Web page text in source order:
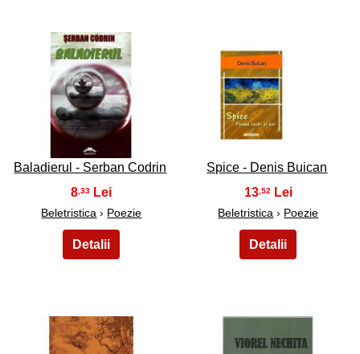
25
Baladierul - Serban Codrin
8 ,33
Beletristica › Poezie
26
Spice - Denis Buican
13 ,52
Beletristica › Poezie